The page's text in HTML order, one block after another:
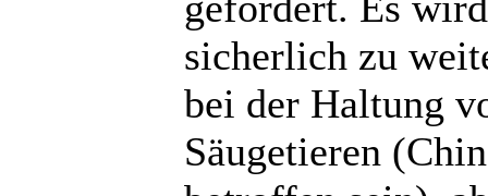
sicherlich zu
bei der Haltung
Säugetieren